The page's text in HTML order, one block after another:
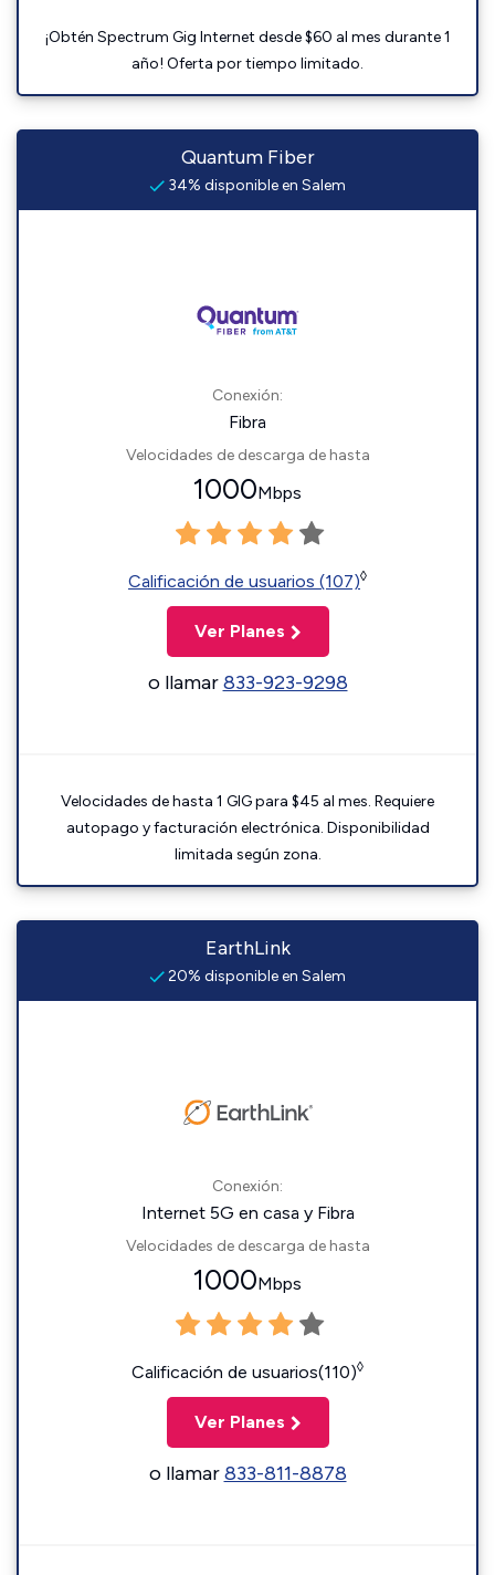
¡Obtén Spectrum Gig Internet desde $60 al mes durante 1
año! Oferta por tiempo limitado.
Quantum Fiber
34% disponible en Salem
Conexión:
Fibra
Velocidades de descarga de hasta
1000Mbps
Calificación de usuarios (107)◊
Ver Planes
o llamar833-923-9298
Velocidades de hasta 1 GIG para $45 al mes. Requiere
autopago y facturación electrónica. Disponibilidad
limitada según zona.
EarthLink
20% disponible en Salem
Conexión:
Internet 5G en casa y Fibra
Velocidades de descarga de hasta
1000Mbps
Calificación de usuarios(110)◊
Ver Planes
o llamar833-811-8878